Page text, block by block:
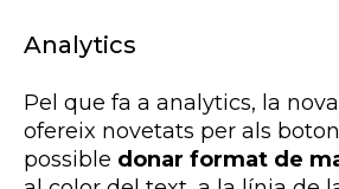
Analytics
Pel que fa a analytics, la
ofereix novetats per als
possible donar format de